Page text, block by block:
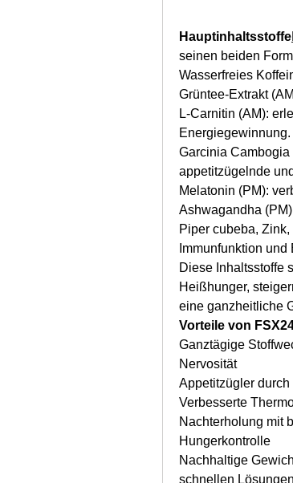
Hauptinhaltsstoffe
seinen beiden
Wasserfreies
Grüntee-Extrakt
L-Carnitin (AM):
Energiegewinnung.
Garcinia Cambogia
appetitzügelnde
Melatonin (PM):
Ashwagandha
Piper cubeba,
Immunfunktion und
Diese Inhaltsstoffe
Heißhunger,
eine ganzheitliche
Vorteile von
Ganztägige
Nervosität
Appetitzügler
Verbesserte
Nachterholung mit
Hungerkontrolle
Nachhaltige
schnellen Lösungen